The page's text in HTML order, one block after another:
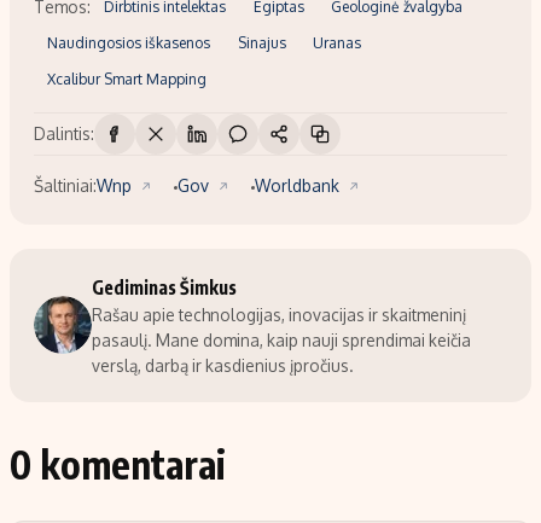
Temos: Dirbtinis intelektas Egiptas Geologinė žvalgyba
Naudingosios iškasenos Sinajus Uranas
Xcalibur Smart Mapping
Dalintis:
Šaltiniai:Wnp Gov Worldbank
Gediminas Šimkus
Rašau apie technologijas, inovacijas ir skaitmeninį
pasaulį. Mane domina, kaip nauji sprendimai keičia
verslą, darbą ir kasdienius įpročius.
0 komentarai